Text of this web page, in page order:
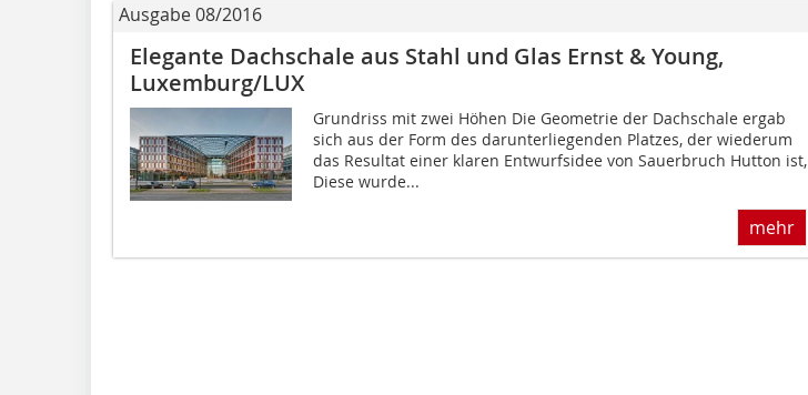
Ausgabe 08/2016
Elegante Dachschale aus Stahl und Glas Ernst & Young,
Luxemburg/LUX
Grundriss mit zwei Höhen Die Geometrie der Dachschale ergab
sich aus der Form des darunterliegenden Platzes, der wiederum
das Resultat einer klaren Entwurfsidee von Sauerbruch Hutton ist,
Diese wurde...
mehr